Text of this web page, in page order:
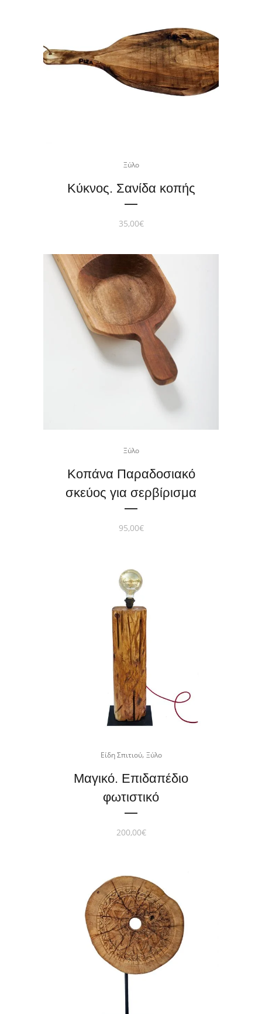
Ξύλο
Κύκνος. Σανίδα κοπής
35,00€
Ξύλο
Κοπάνα Παραδοσιακό
σκεύος για σερβίρισμα
95,00€
Είδη Σπιτιού, Ξύλο
Μαγικό. Επιδαπέδιο
φωτιστικό
200,00€